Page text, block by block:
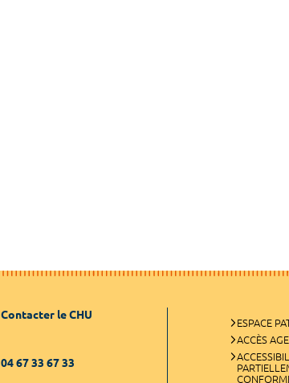
Contacter le CHU
04 67 33 67 33
ESPACE
ACCÈS